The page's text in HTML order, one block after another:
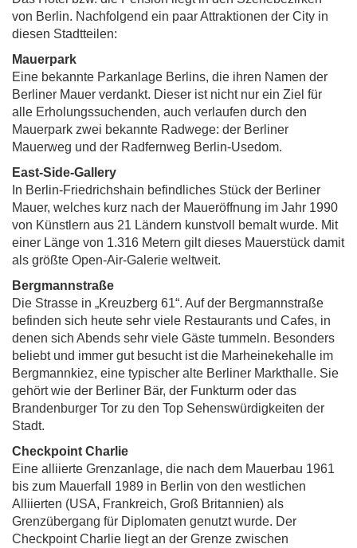
von Berlin. Nachfolgend ein paar Attraktionen der City in
diesen Stadtteilen:
Mauerpark
Eine bekannte Parkanlage Berlins, die ihren Namen der
Berliner Mauer verdankt. Dieser ist nicht nur ein Ziel für
alle Erholungssuchenden, auch verlaufen durch den
Mauerpark zwei bekannte Radwege: der Berliner
Mauerweg und der Radfernweg Berlin-Usedom.
East-Side-Gallery
In Berlin-Friedrichshain befindliches Stück der Berliner
Mauer, welches kurz nach der Maueröffnung im Jahr 1990
von Künstlern aus 21 Ländern kunstvoll bemalt wurde. Mit
einer Länge von 1.316 Metern gilt dieses Mauerstück damit
als größte Open-Air-Galerie weltweit.
Bergmannstraße
Die Strasse in „Kreuzberg 61“. Auf der Bergmannstraße
befinden sich heute sehr viele Restaurants und Cafes, in
denen sich Abends sehr viele Gäste tummeln. Besonders
beliebt und immer gut besucht ist die Marheinekehalle im
Bergmannkiez, eine typischer alte Berliner Markthalle. Sie
gehört wie der Berliner Bär, der Funkturm oder das
Brandenburger Tor zu den Top Sehenswürdigkeiten der
Stadt.
Checkpoint Charlie
Eine alliierte Grenzanlage, die nach dem Mauerbau 1961
bis zum Mauerfall 1989 in Berlin von den westlichen
Alliierten (USA, Frankreich, Groß Britannien) als
Grenzübergang für Diplomaten genutzt wurde. Der
Checkpoint Charlie liegt an der Grenze zwischen